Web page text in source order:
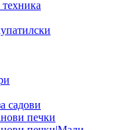
техника
садови
печки